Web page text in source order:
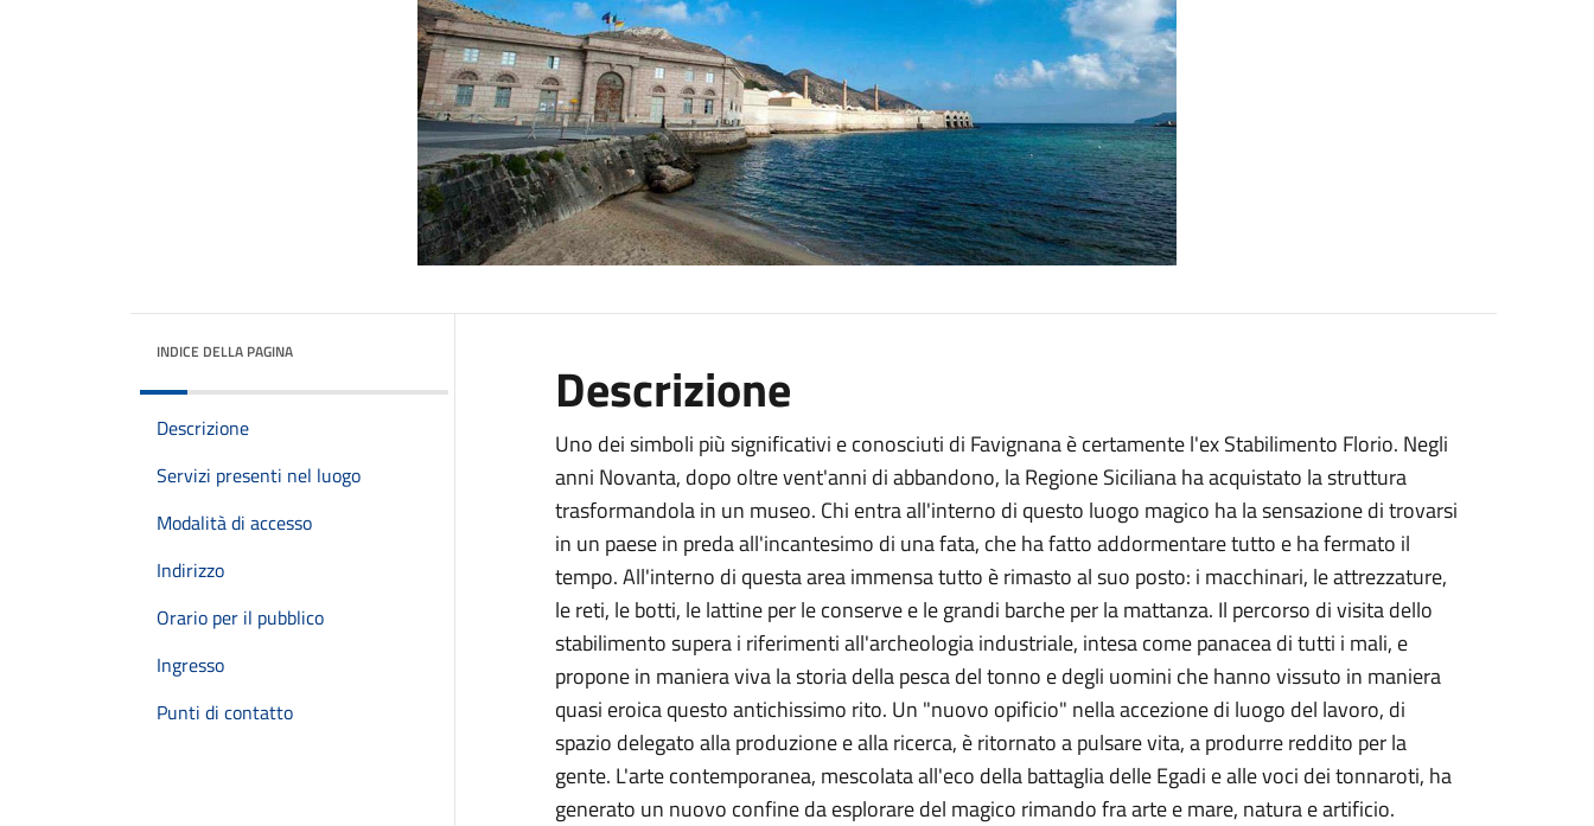
INDICE DELLA PAGINA
Descrizione
Servizi presenti nel luogo
Modalità di accesso
Indirizzo
Orario per il pubblico
Ingresso
Punti di contatto
Descrizione
Uno dei simboli più significativi e conosciuti di Favignana è certamente l'ex Stabilimento Florio. Negli
anni Novanta, dopo oltre vent'anni di abbandono, la Regione Siciliana ha acquistato la struttura
trasformandola in un museo. Chi entra all'interno di questo luogo magico ha la sensazione di trovarsi
in un paese in preda all'incantesimo di una fata, che ha fatto addormentare tutto e ha fermato il
tempo. All'interno di questa area immensa tutto è rimasto al suo posto: i macchinari, le attrezzature,
le reti, le botti, le lattine per le conserve e le grandi barche per la mattanza. Il percorso di visita dello
stabilimento supera i riferimenti all'archeologia industriale, intesa come panacea di tutti i mali, e
propone in maniera viva la storia della pesca del tonno e degli uomini che hanno vissuto in maniera
quasi eroica questo antichissimo rito. Un "nuovo opificio" nella accezione di luogo del lavoro, di
spazio delegato alla produzione e alla ricerca, è ritornato a pulsare vita, a produrre reddito per la
gente. L'arte contemporanea, mescolata all'eco della battaglia delle Egadi e alle voci dei tonnaroti, ha
generato un nuovo confine da esplorare del magico rimando fra arte e mare, natura e artificio.